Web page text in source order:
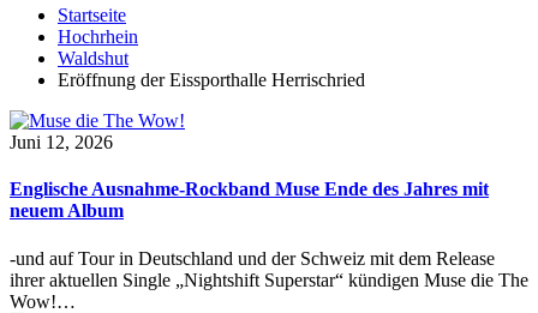
Startseite
Hochrhein
Waldshut
Eröffnung der Eissporthalle Herrischried
Juni 12, 2026
Englische Ausnahme-Rockband Muse Ende des Jahres mit
neuem Album
-und auf Tour in Deutschland und der Schweiz mit dem Release
ihrer aktuellen Single „Nightshift Superstar“ kündigen Muse die The
Wow!…